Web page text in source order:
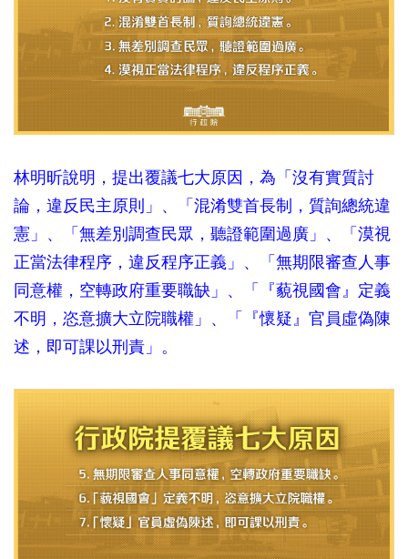
林明昕說明，提出覆議七大原因，為「沒有實質討
論，違反民主原則」、「混淆雙首長制，質詢總統違
憲」、「無差別調查民眾，聽證範圍過廣」、「漠視
正當法律程序，違反程序正義」、「無期限審查人事
同意權，空轉政府重要職缺」、「『藐視國會』定義
不明，恣意擴大立院職權」、「『懷疑』官員虛偽陳
述，即可課以刑責」。